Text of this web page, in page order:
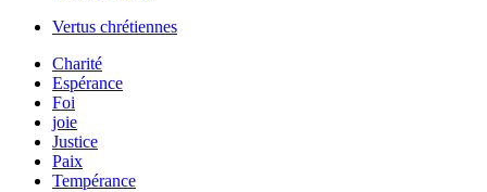
Vertus chrétiennes
Charité
Espérance
Foi
joie
Justice
Paix
Tempérance